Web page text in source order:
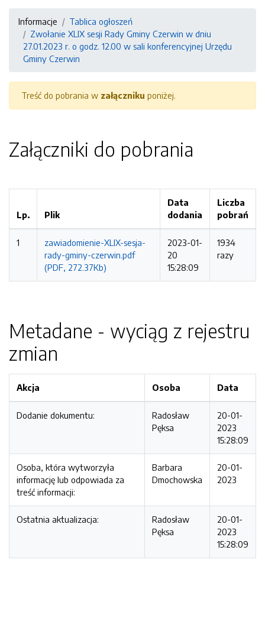
Informacje
Tablica ogłoszeń
Zwołanie XLIX sesji Rady Gminy Czerwin w dniu
27.01.2023 r. o godz. 12.00 w sali konferencyjnej Urzędu
Gminy Czerwin
Treść do pobrania w załączniku poniżej.
Załączniki do pobrania
Lp. Plik
Data
dodania
Liczba
pobrań
1
zawiadomienie-XLIX-sesja-
rady-gminy-czerwin.pdf
(PDF, 272.37Kb)
2023-01-
20
15:28:09
1934
razy
Metadane - wyciąg z rejestru
zmian
Akcja Osoba Data
Dodanie dokumentu:
Radosław
Pęksa
20-01-
2023
15:28:09
Osoba, która wytworzyła
informację lub odpowiada za
treść informacji:
Barbara
Dmochowska
20-01-
2023
Ostatnia aktualizacja:
Radosław
Pęksa
20-01-
2023
15:28:09